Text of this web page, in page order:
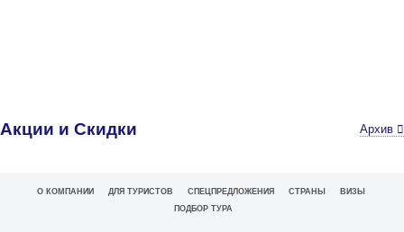
Акции и Скидки Архив
О КОМПАНИИ ДЛЯ ТУРИСТОВ СПЕЦПРЕДЛОЖЕНИЯ СТРАНЫ
ВИЗЫ
ПОДБОР ТУРА